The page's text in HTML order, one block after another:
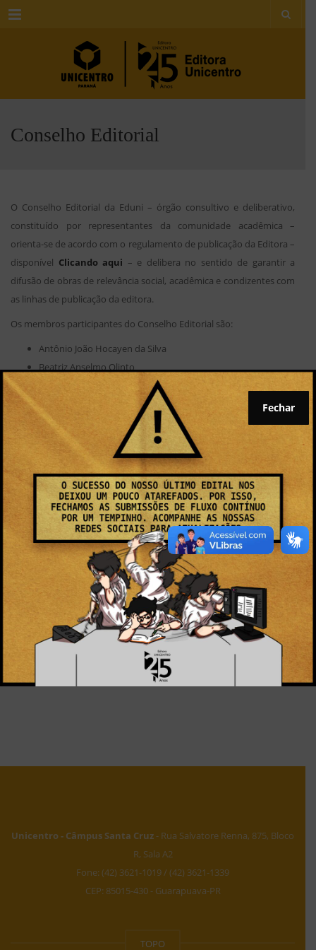
Menu
Conselho Editorial
O Conselho Editorial da Eduni – órgão consultivo e deliberativo,
constituído por representantes da comunidade acadêmica –
orienta-se de acordo com o regulamento de publicação da Editora –
disponível Clicando aqui – e delibera no sentido de garantir a
difusão de obras de relevância social, acadêmica e condizentes com
as linhas de publicação da editora.
Os membros participantes do Conselho Editorial são:
Antônio João Hocayen da Silva
Beatriz Anselmo Olinto
Carlos Alberto Kuhl
Carlos Eduardo França de Oliveira
Cesar Renato Ferreira da Costa
Eliane Cristina Pereira
Gilmar Evandro Szczepanik
Jó Klanovicz
Kátia Cylene Lombardi
Loremi Loregian Penkal
Lucélia de Souza
Luiz Gilberto Bertotti
Marcos Antonio Quináia
Marcos Roberto Kuhl
Maria Cleci Venturini
Paulo Roberto da Silva
Paulo Rodrigo Andrade Haiduke
Unicentro - Câmpus Santa Cruz- Rua Salvatore Renna, 875, Bloco
R, Sala A2
Fone: (42) 3621-1019 / (42) 3621-1339
CEP: 85015-430 - Guarapuava-PR
TOPO
Fechar